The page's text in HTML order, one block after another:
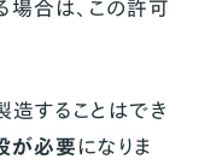
場合は、この許可
することはでき
が必要になりま